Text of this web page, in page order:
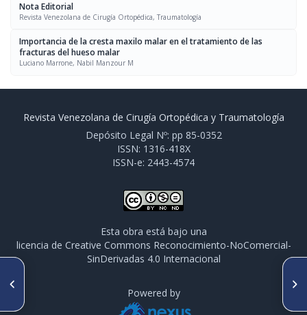
Nota Editorial
Revista Venezolana de Cirugía Ortopédica, Traumatología
Importancia de la cresta maxilo malar en el tratamiento de las
fracturas del hueso malar
Luciano Marrone, Nabil Manzour M
Meperidina en la reducción
incruenta de fracturas en
Revista Venezolana de Cirugía Ortopédica y Traumatología
Depósito Legal Nº: pp 85-0352
ISSN: 1316-418X
ISSN-e: 2443-4574
Esta obra está bajo una
licencia de Creative Commons Reconocimiento-NoComercial-
SinDerivadas 4.0 Internacional
Powered by